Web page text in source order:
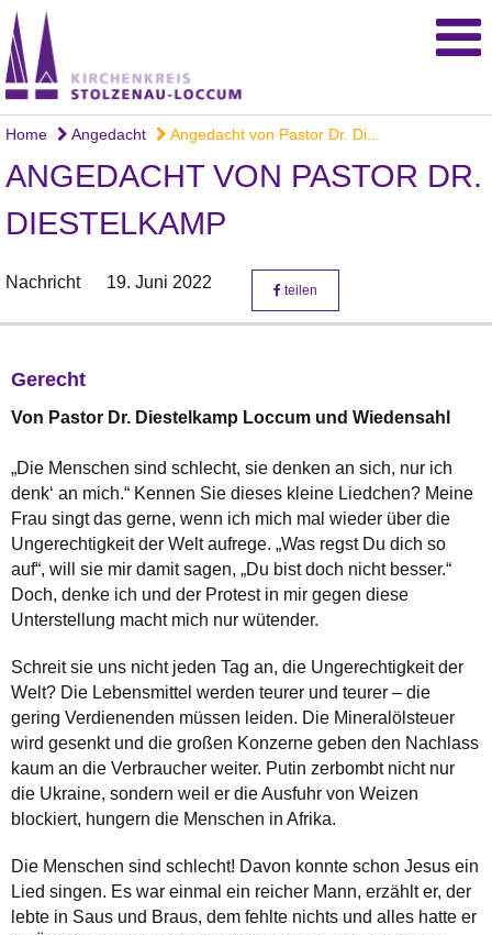
Home Angedacht Angedacht von Pastor Dr. Di...
ANGEDACHT VON PASTOR DR.
DIESTELKAMP
Nachricht 19. Juni 2022 teilen
Gerecht
Von Pastor Dr. Diestelkamp Loccum und Wiedensahl
„Die Menschen sind schlecht, sie denken an sich, nur ich
denk‘ an mich.“ Kennen Sie dieses kleine Liedchen? Meine
Frau singt das gerne, wenn ich mich mal wieder über die
Ungerechtigkeit der Welt aufrege. „Was regst Du dich so
auf“, will sie mir damit sagen, „Du bist doch nicht besser.“
Doch, denke ich und der Protest in mir gegen diese
Unterstellung macht mich nur wütender.
Schreit sie uns nicht jeden Tag an, die Ungerechtigkeit der
Welt? Die Lebensmittel werden teurer und teurer – die
gering Verdienenden müssen leiden. Die Mineralölsteuer
wird gesenkt und die großen Konzerne geben den Nachlass
kaum an die Verbraucher weiter. Putin zerbombt nicht nur
die Ukraine, sondern weil er die Ausfuhr von Weizen
blockiert, hungern die Menschen in Afrika.
Die Menschen sind schlecht! Davon konnte schon Jesus ein
Lied singen. Es war einmal ein reicher Mann, erzählt er, der
lebte in Saus und Braus, dem fehlte nichts und alles hatte er